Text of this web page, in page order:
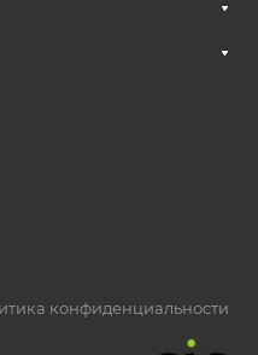
конфиденциальности